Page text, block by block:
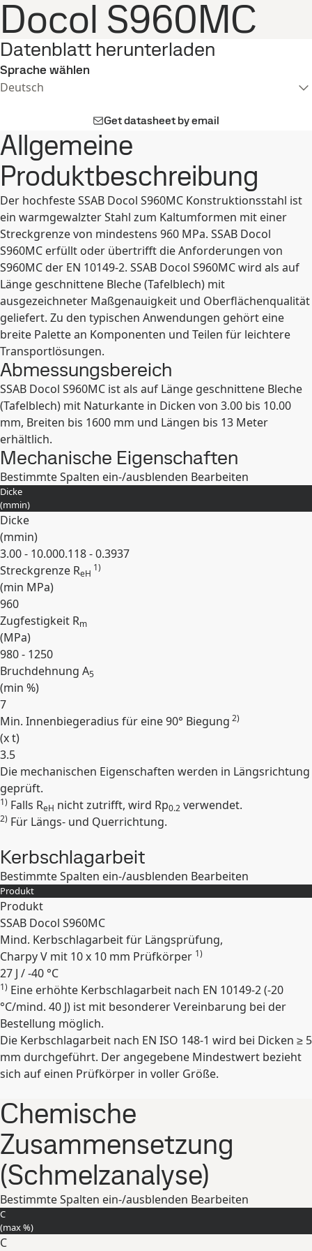
Docol S960MC
Datenblatt herunterladen
Sprache wählen
Deutsch
Get datasheet by email
Allgemeine
Produktbeschreibung
Der hochfeste SSAB Docol S960MC Konstruktionsstahl ist
ein warmgewalzter Stahl zum Kaltumformen mit einer
Streckgrenze von mindestens 960 MPa. SSAB Docol
S960MC erfüllt oder übertrifft die Anforderungen von
S960MC der EN 10149-2. SSAB Docol S960MC wird als auf
Länge geschnittene Bleche (Tafelblech) mit
ausgezeichneter Maßgenauigkeit und Oberflächenqualität
geliefert. Zu den typischen Anwendungen gehört eine
breite Palette an Komponenten und Teilen für leichtere
Transportlösungen.
Abmessungsbereich
SSAB Docol S960MC ist als auf Länge geschnittene Bleche
(Tafelblech) mit Naturkante in Dicken von 3.00 bis 10.00
mm, Breiten bis 1600 mm und Längen bis 13 Meter
erhältlich.
Mechanische Eigenschaften
Bestimmte Spalten ein-/ausblenden Bearbeiten
Dicke
(mmin)
Dicke
(mmin)
3.00 - 10.000.118 - 0.3937
Streckgrenze ReH
1)
(min MPa)
960
Zugfestigkeit Rm
(MPa)
980 - 1250
Bruchdehnung A5
(min %)
7
Min. Innenbiegeradius für eine 90° Biegung 2)
(x t)
3.5
Erweitern
Die mechanischen Eigenschaften werden in Längsrichtung
geprüft.
1) Falls ReH nicht zutrifft, wird Rp0.2 verwendet.
2) Für Längs- und Querrichtung.
Kerbschlagarbeit
Bestimmte Spalten ein-/ausblenden Bearbeiten
Produkt
Produkt
SSAB Docol S960MC
Mind. Kerbschlagarbeit für Längsprüfung,
Charpy V mit 10 x 10 mm Prüfkörper 1)
27 J / -40 °C
Erweitern
1) Eine erhöhte Kerbschlagarbeit nach EN 10149-2 (-20
°C/mind. 40 J) ist mit besonderer Vereinbarung bei der
Bestellung möglich.
Die Kerbschlagarbeit nach EN ISO 148-1 wird bei Dicken ≥ 5
mm durchgeführt. Der angegebene Mindestwert bezieht
sich auf einen Prüfkörper in voller Größe.
Chemische
Zusammensetzung
(Schmelzanalyse)
Bestimmte Spalten ein-/ausblenden Bearbeiten
C
(max%)
C